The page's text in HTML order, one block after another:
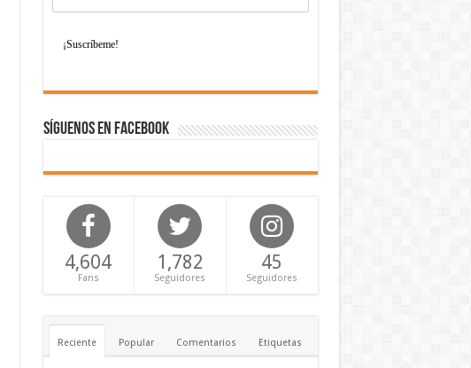
Síguenos en Facebook
4,604
Fans
1,782
Seguidores
45
Seguidores
Reciente Popular Comentarios Etiquetas